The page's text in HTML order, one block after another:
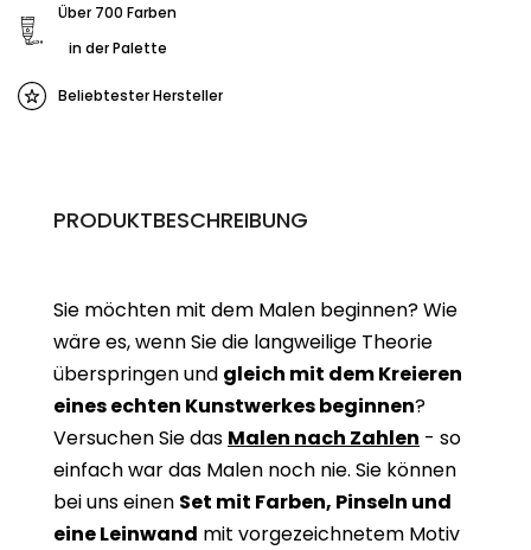
Über 700 Farben
in der Palette
Beliebtester Hersteller
PRODUKTBESCHREIBUNG
Sie möchten mit dem Malen beginnen? Wie
wäre es, wenn Sie die langweilige Theorie
überspringen und gleich mit dem Kreieren
eines echten Kunstwerkes beginnen?
Versuchen Sie das Malen nach Zahlen - so
einfach war das Malen noch nie. Sie können
bei uns einen Set mit Farben, Pinseln und
eine Leinwand mit vorgezeichnetem Motiv